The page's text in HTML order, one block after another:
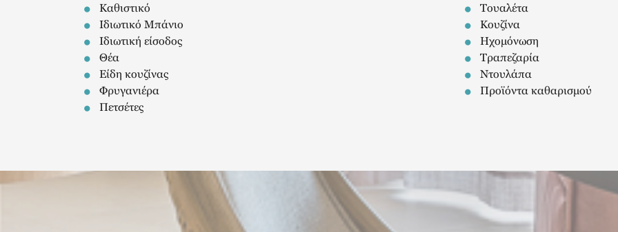
Καθιστικό
Τουαλέτα
Ιδιωτικό Μπάνιο
Κουζίνα
Ιδιωτική είσοδος
Ηχομόνωση
Θέα
Τραπεζαρία
Είδη κουζίνας
Ντουλάπα
Φρυγανιέρα
Προϊόντα καθαρισμού
Πετσέτες